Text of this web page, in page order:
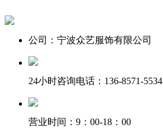
公司：宁波众艺服饰有限公司
24小时咨询电话：136-8571-5534
营业时间：9：00-18：00